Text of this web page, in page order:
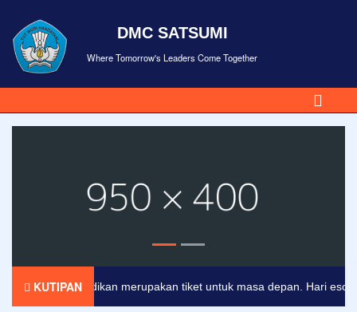
DMC SATSUMI
Where Tomorrow's Leaders Come Together
KUTIPAN
Pendidikan merupakan tiket untuk masa depan. Hari esok